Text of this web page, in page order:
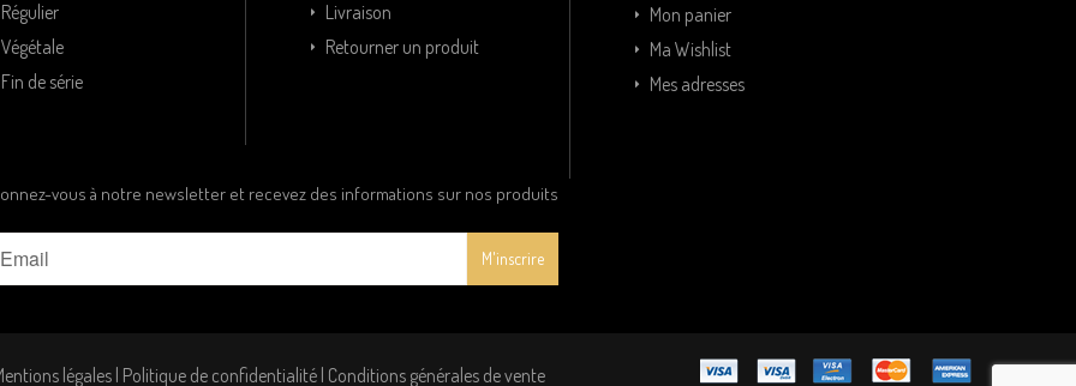
Régulier
Végétale
Fin de série
Livraison
Retourner un produit
Mon panier
Ma Wishlist
Mes adresses
vous à notre newsletter et recevez des informations sur nos produits
légales Politique de confidentialité Conditions générales de vente